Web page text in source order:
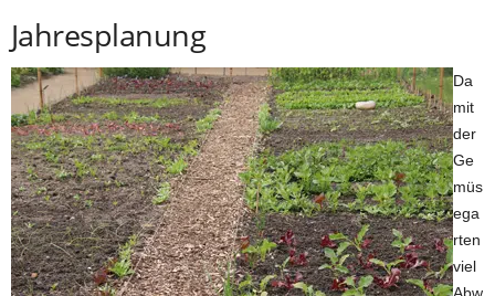
Jahresplanung
Da
mit
der
Ge
müs
ega
rten
viel